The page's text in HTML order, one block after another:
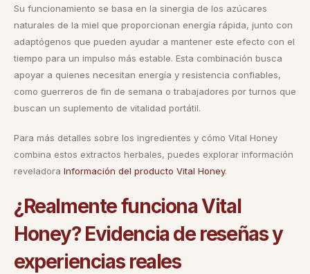
Su funcionamiento se basa en la sinergia de los azúcares
naturales de la miel que proporcionan energía rápida, junto con
adaptógenos que pueden ayudar a mantener este efecto con el
tiempo para un impulso más estable. Esta combinación busca
apoyar a quienes necesitan energía y resistencia confiables,
como guerreros de fin de semana o trabajadores por turnos que
buscan un suplemento de vitalidad portátil.
Para más detalles sobre los ingredientes y cómo Vital Honey
combina estos extractos herbales, puedes explorar información
reveladora Información del producto Vital Honey.
¿Realmente funciona Vital
Honey? Evidencia de reseñas y
experiencias reales